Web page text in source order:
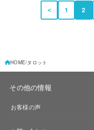
＜ 1 2
HOME タロット
その他の情報
お客様の声